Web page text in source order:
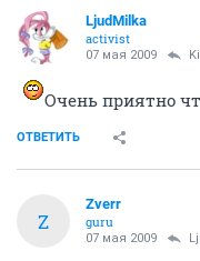
LjudMilka
activist
07 мая 2009
Очень приятно
ОТВЕТИТЬ
Z
Zverr
guru
07 мая 2009